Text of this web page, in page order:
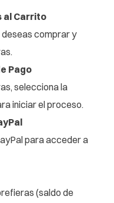
al Carrito
comprar y
Pago
selecciona la
iniciar el proceso.
para acceder a
(saldo de